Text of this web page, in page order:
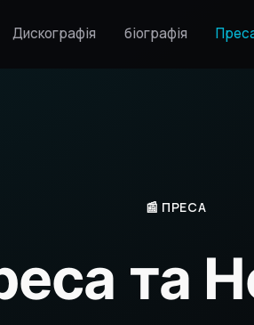
Дискографія біографія
📰 ПРЕСА
та